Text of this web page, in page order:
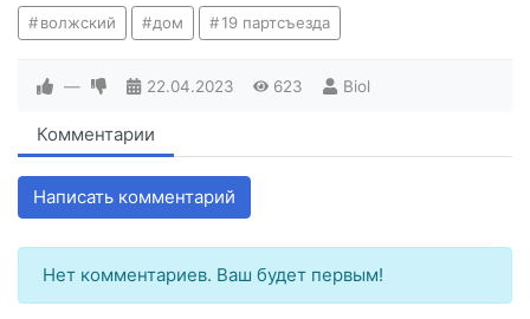
волжский дом 19 партсъезда
— 22.04.2023 623 Biol
Комментарии
Написать комментарий
Нет комментариев. Ваш будет первым!